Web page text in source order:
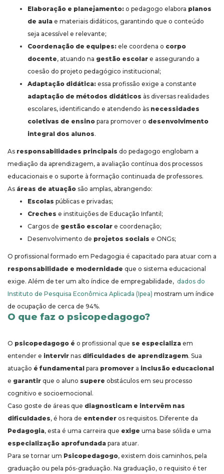
Elaboração e planejamento: o pedagogo elabora planos
de aula e materiais didáticos, garantindo que o conteúdo
seja acessível e relevante;
Coordenação de equipes: ele coordena o corpo
docente, atuando na gestão escolar e assegurando a
coesão do projeto pedagógico institucional;
Adaptação didática: essa profissão exige a constante
adaptação de métodos didáticos às diversas realidades
escolares, identificando e atendendo às necessidades
coletivas de ensino para promover o desenvolvimento
integral dos alunos.
As responsabilidades principais do pedagogo englobam a
mediação da aprendizagem, a avaliação contínua dos processos
educacionais e o suporte à formação continuada de professores.
As áreas de atuação são amplas, abrangendo:
Escolas públicas e privadas;
Creches e instituições de Educação Infantil;
Cargos de gestão escolar e coordenação;
Desenvolvimento de projetos sociais e ONGs;
O profissional formado em Pedagogia é capacitado para atuar com a
responsabilidade e modernidade que o sistema educacional
exige. Além de ter um alto índice de empregabilidade, dados do
Instituto de Pesquisa Econômica Aplicada (Ipea) mostram um índice
de ocupação de cerca de 94%.
O que faz o psicopedagogo?
O psicopedagogo é o profissional que se especializa em
entender e intervir nas dificuldades de aprendizagem. Sua
atuação é fundamental para promover a inclusão educacional
e garantir que o aluno supere obstáculos em seu processo
cognitivo e socioemocional.
Caso goste de áreas que diagnosticam e intervêm nas
dificuldades, é hora de entender os requisitos. Diferente da
Pedagogia, esta é uma carreira que exige uma base sólida e uma
especialização aprofundada para atuar.
Para se tornar um Psicopedagogo, existem dois caminhos, pela
graduação ou pela pós-graduação. Na graduação, o requisito é ter